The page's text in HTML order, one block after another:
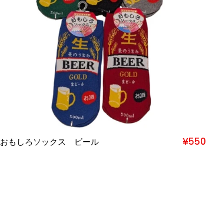
KIDS SOCKS 唐草模様 子供 ソッ
¥550